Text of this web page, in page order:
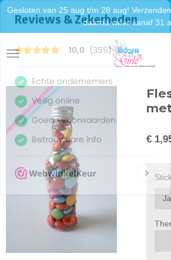
Ga
direct
naar
de
hoofdinhoud
Gesloten van 25 aug t/m 28 aug!
daarna weer vanaf 31
€